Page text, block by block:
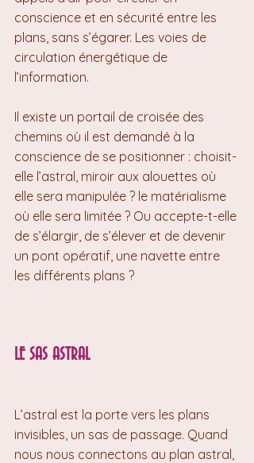
conscience et en sécurité entre les
plans, sans s’égarer. Les voies de
circulation énergétique de
l’information.
Il existe un portail de croisée des
chemins où il est demandé à la
conscience de se positionner : choisit-
elle l’astral, miroir aux alouettes où
elle sera manipulée ? le matérialisme
où elle sera limitée ? Ou accepte-t-elle
de s’élargir, de s’élever et de devenir
un pont opératif, une navette entre
les différents plans ?
LE SAS ASTRAL
L’astral est la porte vers les plans
invisibles, un sas de passage. Quand
nous nous connectons au plan astral,